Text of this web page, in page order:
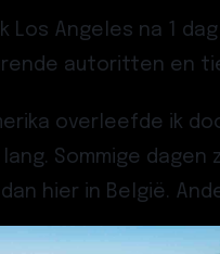
Los Angeles na 1
autoritten en
overleefde ik
Sommige
hier in België.